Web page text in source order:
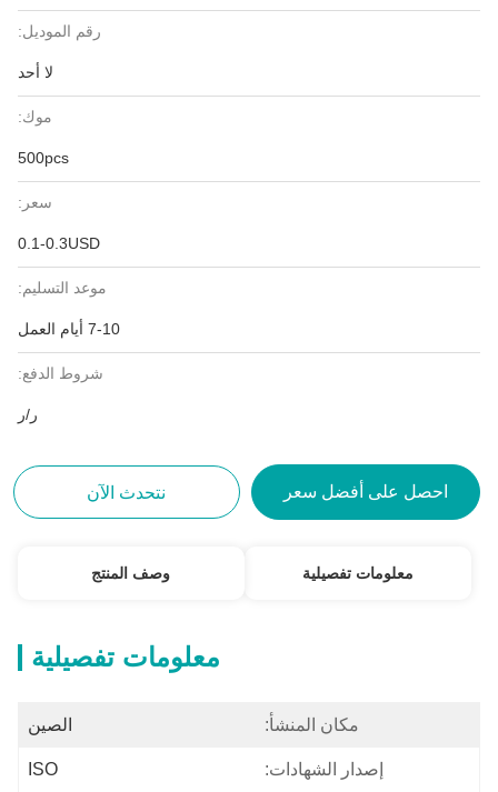
رقم الموديل:
لا أحد
موك:
500pcs
سعر:
0.1-0.3USD
موعد التسليم:
7-10 أيام العمل
شروط الدفع:
ر/ر
احصل على أفضل سعر نتحدث الآن
معلومات تفصيلية وصف المنتج
معلومات تفصيلية
مكان المنشأ: الصين
إصدار الشهادات: ISO